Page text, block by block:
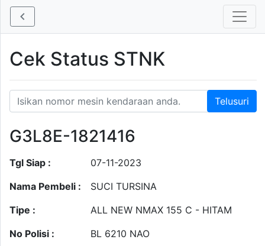
Cek Status STNK
G3L8E-1821416
Tgl Siap :
07-11-2023
Nama Pembeli :
SUCI TURSINA
Tipe :
ALL NEW NMAX 155 C - HITAM
No Polisi :
BL 6210 NAO